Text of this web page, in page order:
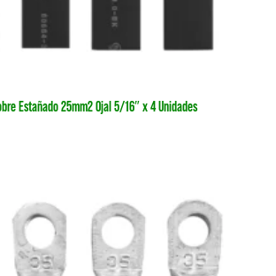
Estañado 25mm2 Ojal 5/16″ x 4 Unidades